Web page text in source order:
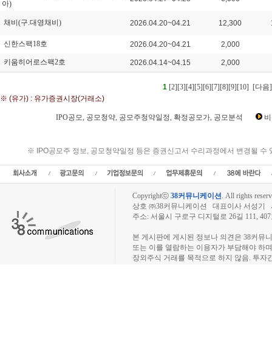
아)
채비(구.대영채비) 2026.04.20~04.21 12,300
신한스팩18호 2026.04.20~04.21 2,000
키움히어로스팩2호 2026.04.14~04.15 2,000
1 [2][3][4][5][6][7][8][9][10] [다음]
※ (유가) : 유가증권시장(거래소)
IPO공모, 공모청약, 공모주청약일정, 확정공모가, 공모분석
※ IPO공모주 정보, 공모청약일정 등은 증권신고서 수리과정에서 변경될
Copyrightⓒ 38커뮤니케이션. All rights
상호 ㈜38커뮤니케이션 대표이사 서성기
주소: 서울시 구로구 디지털로 26길 111,
본 게시판에 게시된 정보나 의견은 38커뮤
또는 이를 열람하는 이용자가 부담해야 하
장외주식 거래를 목적으로 하지 않음. 투